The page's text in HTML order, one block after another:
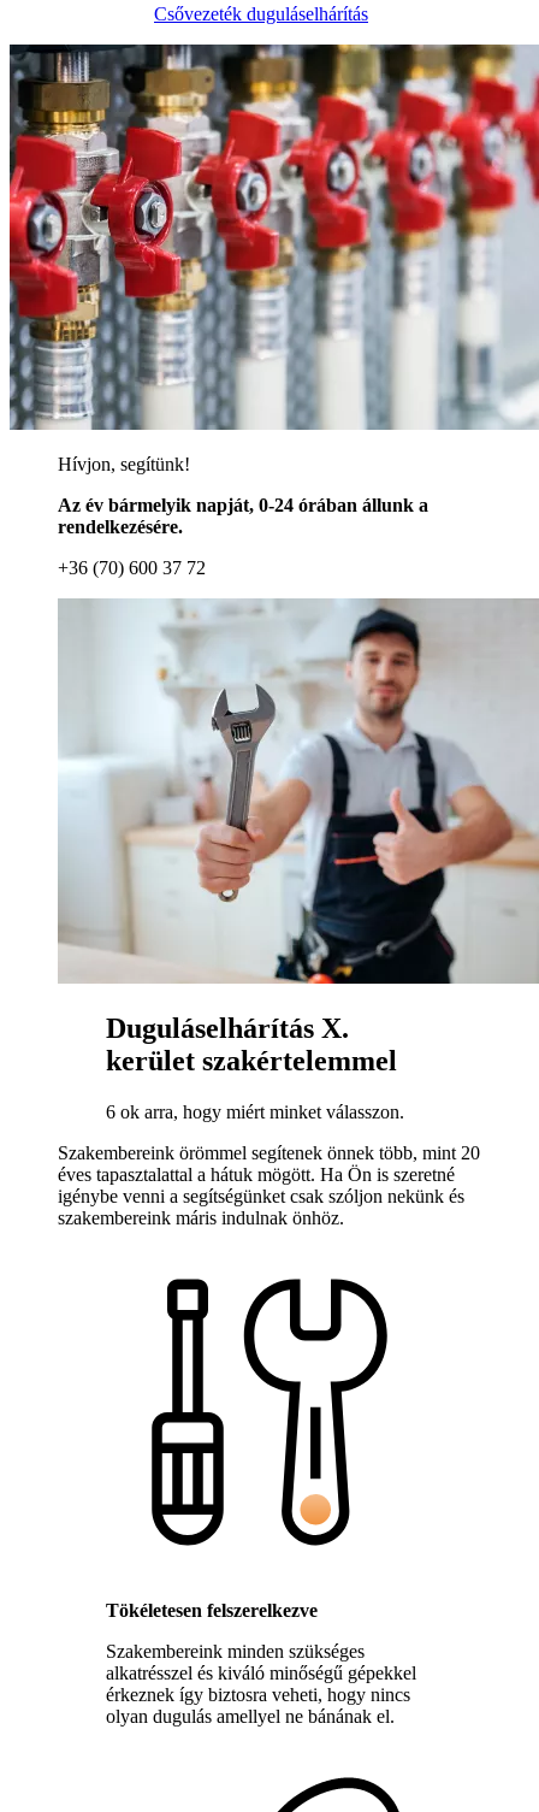
Csővezeték duguláselhárítás
Hívjon, segítünk!
Az év bármelyik napját, 0-24 órában állunk a
rendelkezésére.
+36 (70) 600 37 72
Duguláselhárítás X.
kerület szakértelemmel
6 ok arra, hogy miért minket válasszon.
Szakembereink örömmel segítenek önnek több, mint 20
éves tapasztalattal a hátuk mögött. Ha Ön is szeretné
igénybe venni a segítségünket csak szóljon nekünk és
szakembereink máris indulnak önhöz.
Tökéletesen felszerelkezve
Szakembereink minden szükséges
alkatrésszel és kiváló minőségű gépekkel
érkeznek így biztosra veheti, hogy nincs
olyan dugulás amellyel ne bánának el.